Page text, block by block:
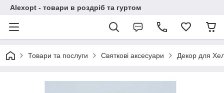
Alexopt - товари в роздріб та гуртом
Товари та послуги Святкові аксесуари Декор для